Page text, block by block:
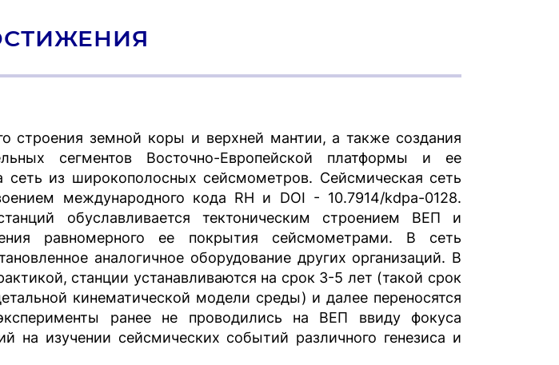
строения земной коры и верхней мантии, а также создания
сегментов Восточно-Европейской платформы и ее
сеть из широкополосных сейсмометров. Сейсмическая сеть
международного кода RH и DOI - 10.7914/kdpa-0128.
обуславливается тектоническим строением ВЕП и
равномерного ее покрытия сейсмометрами. В сеть
аналогичное оборудование других организаций. В
станции устанавливаются на срок 3-5 лет (такой срок
кинематической модели среды) и далее переносятся
ранее не проводились на ВЕП ввиду фокуса
на изучении сейсмических событий различного генезиса и